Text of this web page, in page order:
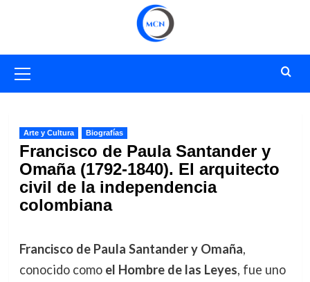
primario
Arte y Cultura Biografías
Francisco de Paula Santander y
Omaña (1792-1840). El arquitecto
civil de la independencia
colombiana
Francisco de Paula Santander y Omaña,
conocido como el Hombre de las Leyes, fue uno